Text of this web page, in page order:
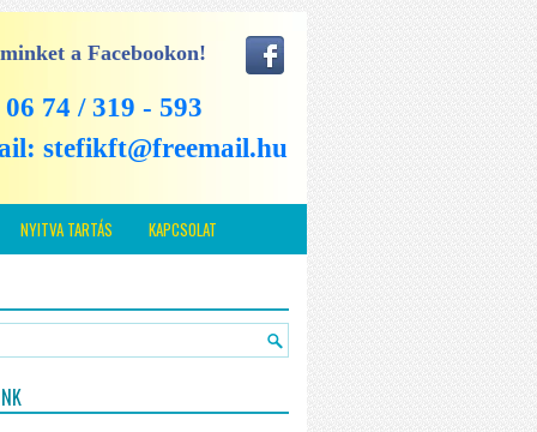
a Facebookon!
74 / 319 - 593
stefikft@freemail.hu
NYITVA TARTÁS KAPCSOLAT